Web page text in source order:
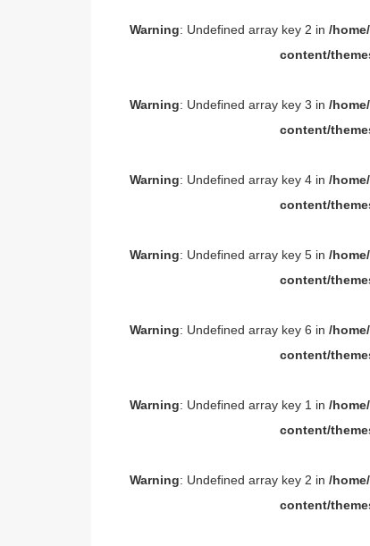
Warning: Undefined array key 2 in /
content/
Warning: Undefined array key 3 in /
content/
Warning: Undefined array key 4 in /
content/
Warning: Undefined array key 5 in /
content/
Warning: Undefined array key 6 in /
content/
Warning: Undefined array key 1 in /
content/
Warning: Undefined array key 2 in /
content/